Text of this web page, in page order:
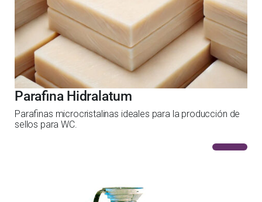
Parafina Hidralatum
Parafinas microcristalinas ideales para la producción de
sellos para WC.